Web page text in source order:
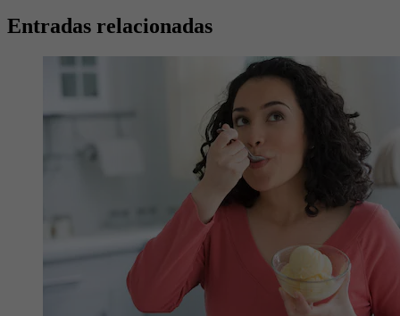
Entradas relacionadas